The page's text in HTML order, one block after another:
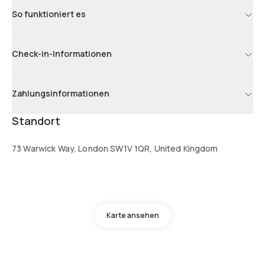
So funktioniert es
Check-in-Informationen
Zahlungsinformationen
Standort
73 Warwick Way, London SW1V 1QR, United Kingdom
Karte ansehen